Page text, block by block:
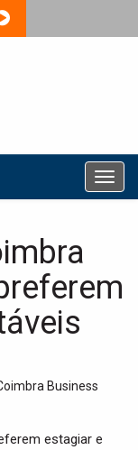
T
o
estagiar e